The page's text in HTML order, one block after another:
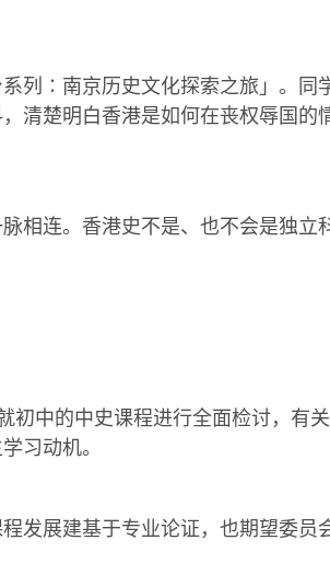
列∶南京历史文化探索之旅」。同
清楚明白香港是如何在丧权辱国
相连。香港史不是、也不会是独
中的中史课程进行全面检讨，有
习动机。
发展建基于专业论证，也期望委